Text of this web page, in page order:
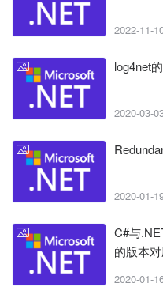
2022-11-
log4net
2020-03-
2020-01-
C#与
的版本
2020-01-